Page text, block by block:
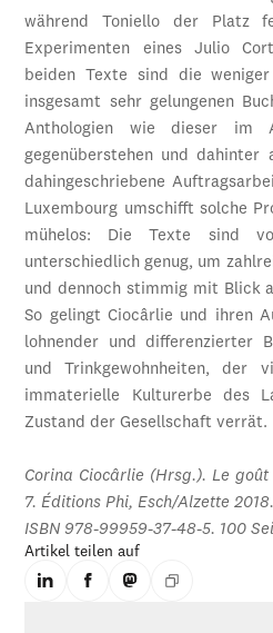
während Toniello der Platz
Experimenten eines Julio
beiden Texte sind die
insgesamt sehr gelungenen
Anthologien wie dieser im
gegenüberstehen und dahinter
dahingeschriebene
Luxembourg umschifft solche
mühelos: Die Texte sind
unterschiedlich genug, um
und dennoch stimmig mit Blick
So gelingt Ciocârlie und ihren
lohnender und differenzierter
und Trinkgewohnheiten, der
immaterielle Kulturerbe des
Zustand der Gesellschaft verrät.
Corina Ciocârlie (Hrsg.). Le
7. Éditions Phi, Esch/Alzette 2018.
ISBN 978-99959-37-48-5. 100
Artikel teilen auf